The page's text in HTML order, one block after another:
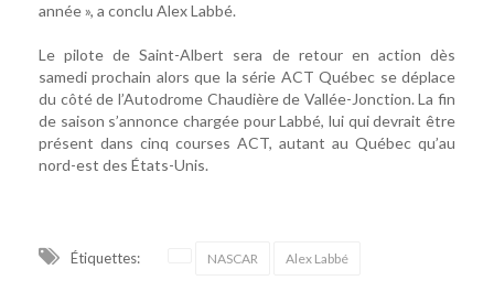
année », a conclu Alex Labbé.
Le pilote de Saint-Albert sera de retour en action dès
samedi prochain alors que la série ACT Québec se déplace
du côté de l’Autodrome Chaudière de Vallée-Jonction. La fin
de saison s’annonce chargée pour Labbé, lui qui devrait être
présent dans cinq courses ACT, autant au Québec qu’au
nord-est des États-Unis.
Étiquettes: NASCAR Alex Labbé